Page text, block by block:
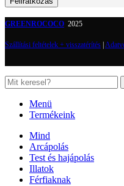
GREENROCOCO 2025
Szállítási feltételek + visszatérítés |
Menü
Termékeink
Mind
Arcápolás
Test és hajápolás
Illatok
Férfiaknak